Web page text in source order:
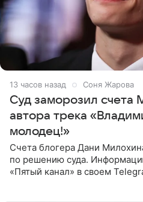
13 часов назад Соня Жарова
Суд заморозил счета
автора трека
молодец!»
Счета блогера Дани
по решению суда.
«Пятый канал» в своем